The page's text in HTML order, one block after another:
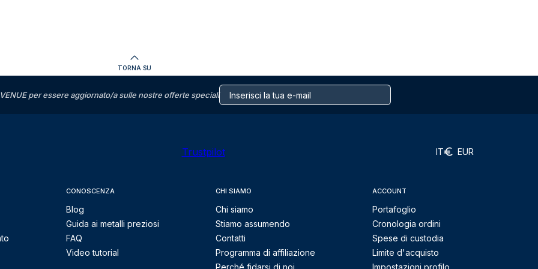
TORNA SU
per essere aggiornato/a sulle nostre offerte speciali
Trustpilot IT EUR
CONOSCENZA
Blog
Guida ai metalli preziosi
FAQ
Video tutorial
CHI SIAMO
Chi siamo
Stiamo assumendo
Contatti
Programma di affiliazione
Perché fidarsi di noi
ACCOUNT
Portafoglio
Cronologia ordini
Spese di custodia
Limite d'acquisto
Impostazioni profilo